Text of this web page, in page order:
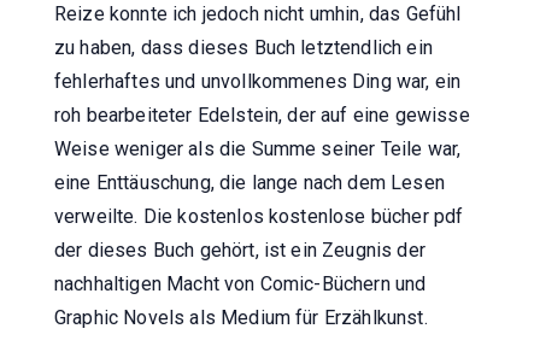
Reize konnte ich jedoch nicht umhin, das Gefühl
zu haben, dass dieses Buch letztendlich ein
fehlerhaftes und unvollkommenes Ding war, ein
roh bearbeiteter Edelstein, der auf eine gewisse
Weise weniger als die Summe seiner Teile war,
eine Enttäuschung, die lange nach dem Lesen
verweilte. Die kostenlos kostenlose bücher pdf
der dieses Buch gehört, ist ein Zeugnis der
nachhaltigen Macht von Comic-Büchern und
Graphic Novels als Medium für Erzählkunst.